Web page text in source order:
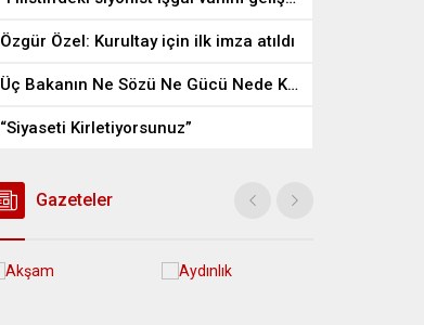
Özgür Özel: Kurultay için ilk imza atıldı
Üç Bakanın Ne Sözü Ne Gücü Nede Kudreti Yetmedi
“Siyaseti Kirletiyorsunuz”
Gazeteler